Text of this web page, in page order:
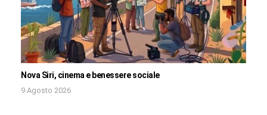
Nova Siri, cinema e benessere sociale
9 Agosto 2026